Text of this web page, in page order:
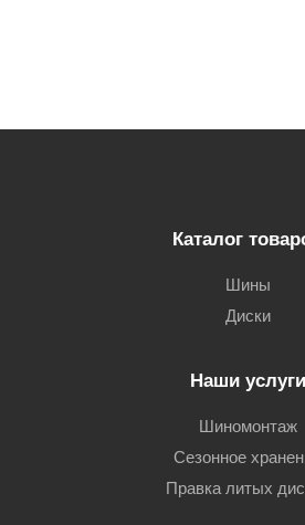
Каталог
Шины
Диски
Наши услуги
Шиномонтаж
Сезонное
Правка литых